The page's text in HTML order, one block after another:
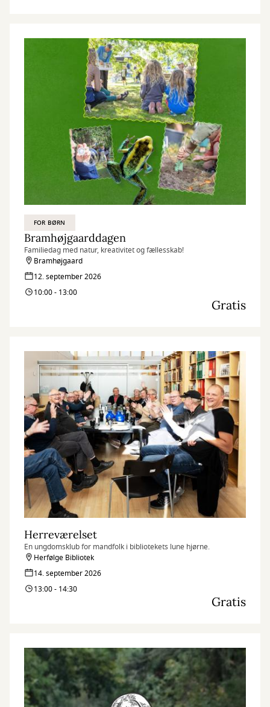
FOR BØRN
Bramhøjgaarddagen
Familiedag med natur, kreativitet og fællesskab!
Bramhøjgaard
12. september 2026
10:00 - 13:00
Gratis
Herreværelset
En ungdomsklub for mandfolk i bibliotekets lune hjørne.
Herfølge Bibliotek
14. september 2026
13:00 - 14:30
Gratis